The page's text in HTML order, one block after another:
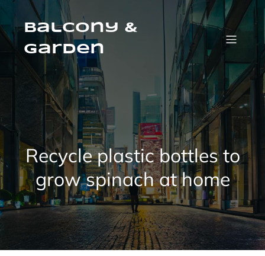
Skip
contentBalcony &
Garden
Recycle plastic bottles to
grow spinach at home